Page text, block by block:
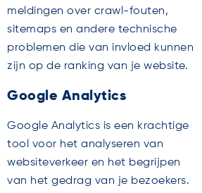
meldingen over crawl-fouten,
sitemaps en andere technische
problemen die van invloed kunnen
zijn op de ranking van je website.
Google Analytics
Google Analytics is een krachtige
tool voor het analyseren van
websiteverkeer en het begrijpen
van het gedrag van je bezoekers.